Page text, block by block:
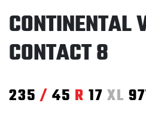
CONTINENTAL
CONTACT 8
235 / 45 R 17 XL